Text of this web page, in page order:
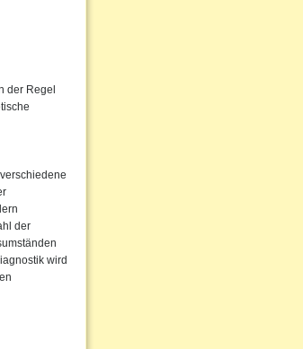
der Regel
der
wird